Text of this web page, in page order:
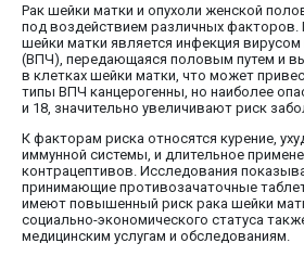
Рак шейки матки и опухоли женской
под воздействием различных факторов.
шейки матки является инфекция
(ВПЧ), передающаяся половым путем и
в клетках шейки матки, что может
типы ВПЧ канцерогенны, но наиболее
и 18, значительно увеличивают риск
К факторам риска относятся курение,
иммунной системы, и длительное
контрацептивов. Исследования
принимающие противозачаточные
имеют повышенный риск рака шейки
социально-экономического статуса
медицинским услугам и обследованиям.